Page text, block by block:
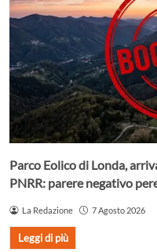
Parco Eolico di Londa,
PNRR: parere negativo
La Redazione 7 Agosto 2026
Leggi di più